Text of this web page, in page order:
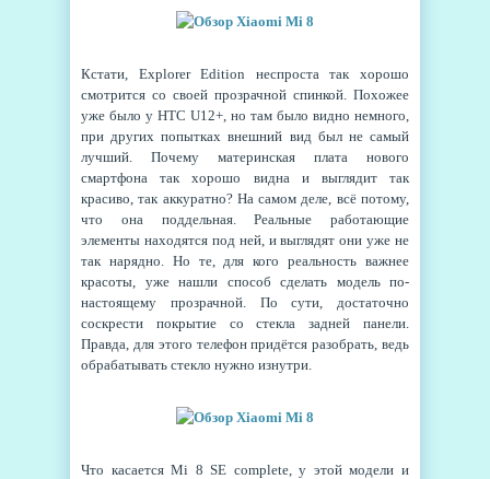
Кстати, Explorer Edition неспроста так хорошо
смотрится со своей прозрачной спинкой. Похожее
уже было у HTC U12+, но там было видно немного,
при других попытках внешний вид был не самый
лучший. Почему материнская плата нового
смартфона так хорошо видна и выглядит так
красиво, так аккуратно? На самом деле, всё потому,
что она поддельная. Реальные работающие
элементы находятся под ней, и выглядят они уже не
так нарядно. Но те, для кого реальность важнее
красоты, уже нашли способ сделать модель по-
настоящему прозрачной. По сути, достаточно
соскрести покрытие со стекла задней панели.
Правда, для этого телефон придётся разобрать, ведь
обрабатывать стекло нужно изнутри.
Что касается Mi 8 SE complete, у этой модели и